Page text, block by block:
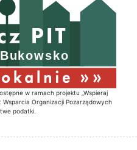
w ramach projektu „Wspieraj
Organizacji Pozarządowych
podatki.